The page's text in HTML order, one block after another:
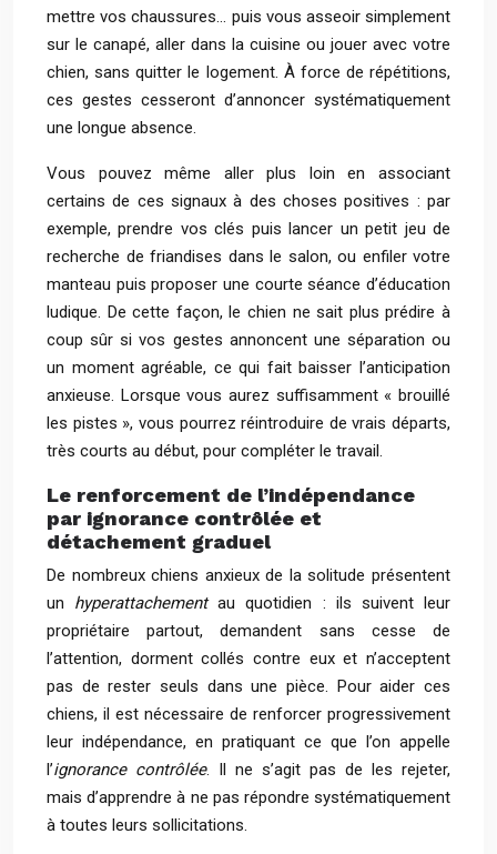
mettre vos chaussures… puis vous asseoir simplement
sur le canapé, aller dans la cuisine ou jouer avec votre
chien, sans quitter le logement. À force de répétitions,
ces gestes cesseront d’annoncer systématiquement
une longue absence.
Vous pouvez même aller plus loin en associant
certains de ces signaux à des choses positives : par
exemple, prendre vos clés puis lancer un petit jeu de
recherche de friandises dans le salon, ou enfiler votre
manteau puis proposer une courte séance d’éducation
ludique. De cette façon, le chien ne sait plus prédire à
coup sûr si vos gestes annoncent une séparation ou
un moment agréable, ce qui fait baisser l’anticipation
anxieuse. Lorsque vous aurez suffisamment « brouillé
les pistes », vous pourrez réintroduire de vrais départs,
très courts au début, pour compléter le travail.
Le renforcement de l’indépendance
par ignorance contrôlée et
détachement graduel
De nombreux chiens anxieux de la solitude présentent
un hyperattachementau quotidien : ils suivent leur
propriétaire partout, demandent sans cesse de
l’attention, dorment collés contre eux et n’acceptent
pas de rester seuls dans une pièce. Pour aider ces
chiens, il est nécessaire de renforcer progressivement
leur indépendance, en pratiquant ce que l’on appelle
l’ignorance contrôlée. Il ne s’agit pas de les rejeter,
mais d’apprendre à ne pas répondre systématiquement
à toutes leurs sollicitations.